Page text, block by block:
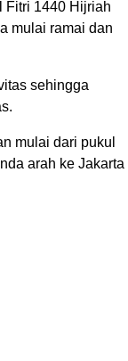
Fitri 1440 Hijriah
mulai ramai dan
sehingga
mulai dari pukul
arah ke Jakarta